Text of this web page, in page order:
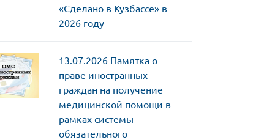
«Сделано в Кузбассе» в
2026 году
13.07.2026 Памятка о
праве иностранных
граждан на получение
медицинской помощи в
рамках системы
обязательного